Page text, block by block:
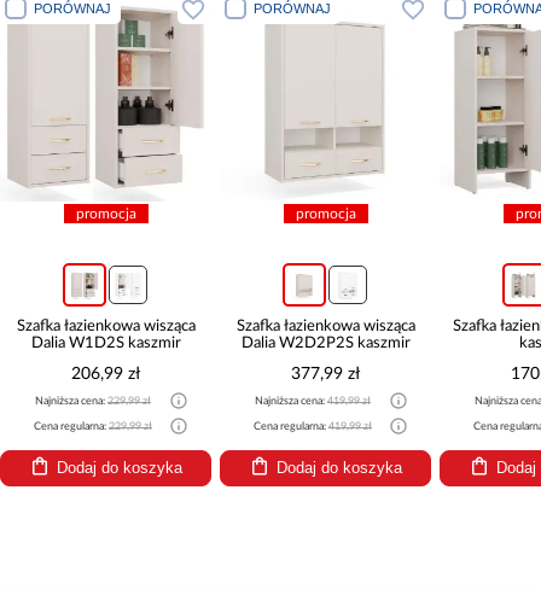
PORÓWNAJ
promocja
Szafka łazienkowa wisząca
Dalia W1D2S kaszmir
206,99 zł
Najniższa cena: 229,99 zł
Cena regularna: 229,99 zł
Dodaj do koszyka
PORÓWNAJ
promocja
Szafka łazienkowa wisząca
Dalia W2D2P2S kaszmir
377,99 zł
Najniższa cena: 419,99 zł
Cena regularna: 419,99 zł
Dodaj do koszyka
Szafka
Najniższa
Cena